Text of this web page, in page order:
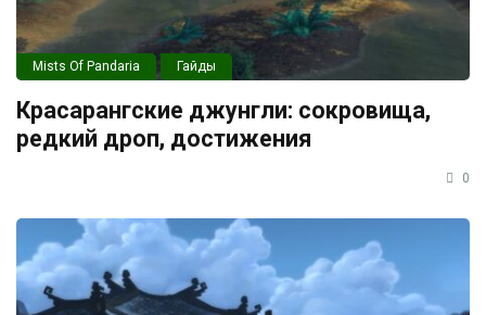
Mists Of Pandaria Гайды
Красарангские джунгли: сокровища,
редкий дроп, достижения
0